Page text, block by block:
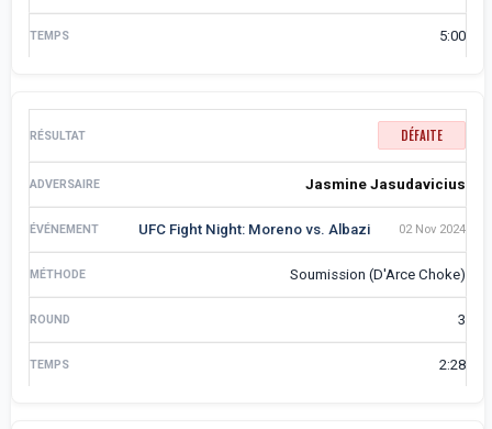
5:00
DÉFAITE
Jasmine Jasudavicius
UFC Fight Night: Moreno vs. Albazi 02 Nov 2024
Soumission (D'Arce Choke)
3
2:28